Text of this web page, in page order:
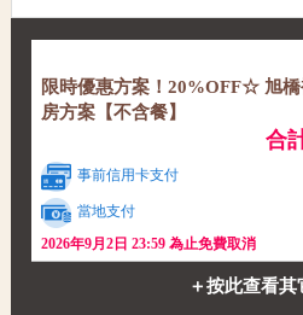
限時優惠方案！20%OFF☆ 旭
房方案【不含餐】
合
事前信用卡支付
當地支付
2026年9月2日 23:59 為止免費取消
＋按此查看其